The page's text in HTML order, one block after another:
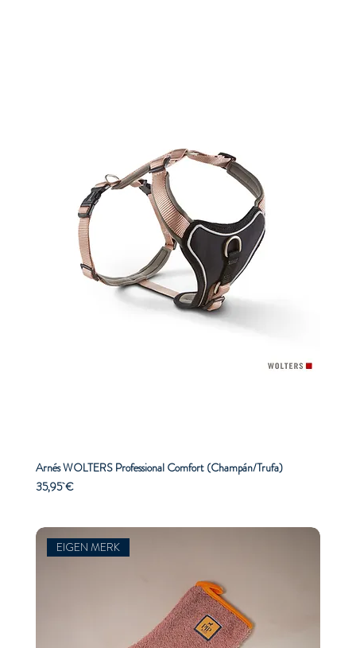
Arnés WOLTERS Professional Comfort (Champán/Trufa)
Precio
35,95 €
EIGEN MERK